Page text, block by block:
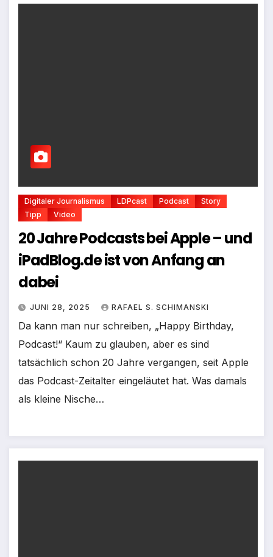
Digitaler Journalismus LDPcast Podcast
Story
Tipp
Video
20 Jahre Podcasts bei Apple – und
iPadBlog.de ist von Anfang an
dabei
JUNI 28, 2025 RAFAEL S. SCHIMANSKI
Da kann man nur schreiben, „Happy Birthday,
Podcast!“ Kaum zu glauben, aber es sind
tatsächlich schon 20 Jahre vergangen, seit Apple
das Podcast-Zeitalter eingeläutet hat. Was damals
als kleine Nische…